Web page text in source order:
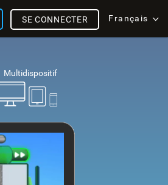
Français
SE CONNECTER
Multidispositif